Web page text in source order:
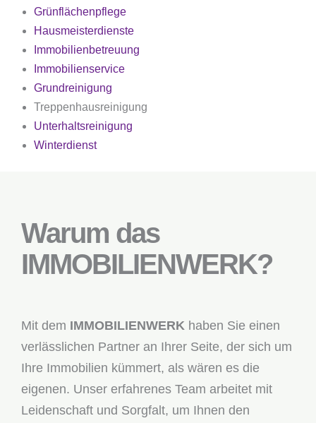
Grünflächenpflege
Hausmeisterdienste
Immobilienbetreuung
Immobilienservice
Grundreinigung
Treppenhausreinigung
Unterhaltsreinigung
Winterdienst
Warum das
IMMOBILIENWERK?
Mit dem IMMOBILIENWERK haben Sie einen
verlässlichen Partner an Ihrer Seite, der sich um
Ihre Immobilien kümmert, als wären es die
eigenen. Unser erfahrenes Team arbeitet mit
Leidenschaft und Sorgfalt, um Ihnen den